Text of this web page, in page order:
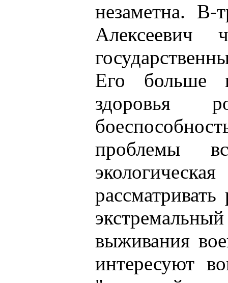
незаметна. В-
Алексеевич
Его больше
здоровья
проблемы
выживания
интересуют